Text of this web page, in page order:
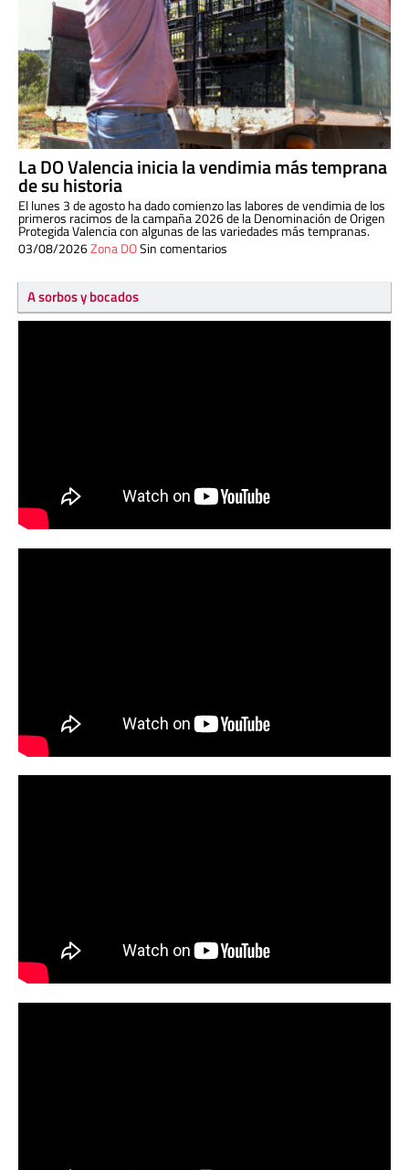
La DO Valencia inicia la vendimia más temprana
de su historia
El lunes 3 de agosto ha dado comienzo las labores de vendimia de los
primeros racimos de la campaña 2026 de la Denominación de Origen
Protegida Valencia con algunas de las variedades más tempranas.
03/08/2026Zona DOSin comentarios
A sorbos y bocados